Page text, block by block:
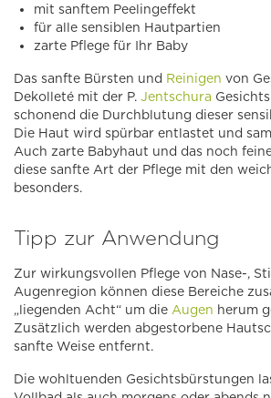
mit sanftem Peelingeffekt
für alle sensiblen Hautpartien
zarte Pflege für Ihr Baby
Das sanfte Bürsten und Reinigen von
Dekolleté mit der P. Jentschura
schonend die Durchblutung dieser
Die Haut wird spürbar entlastet und
Auch zarte Babyhaut und das noch
diese sanfte Art der Pflege mit den
besonders.
Tipp zur Anwendung
Zur wirkungsvollen Pflege von Nase-,
Augenregion können diese Bereiche
„liegenden Acht“ um die Augen herum
Zusätzlich werden abgestorbene
sanfte Weise entfernt.
Die wohltuenden Gesichtsbürstungen